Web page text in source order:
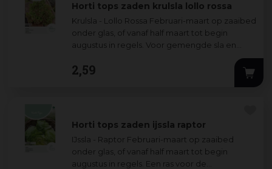
Horti tops zaden krulsla lollo rossa
Krulsla - Lollo Rossa Februari-maart op zaaibed
onder glas, of vanaf half maart tot begin
augustus in regels. Voor gemengde sla en
...
2,59
Horti tops zaden ijssla raptor
IJssla - Raptor Februari-maart op zaaibed
onder glas, of vanaf half maart tot begin
augustus in regels. Een ras voor de